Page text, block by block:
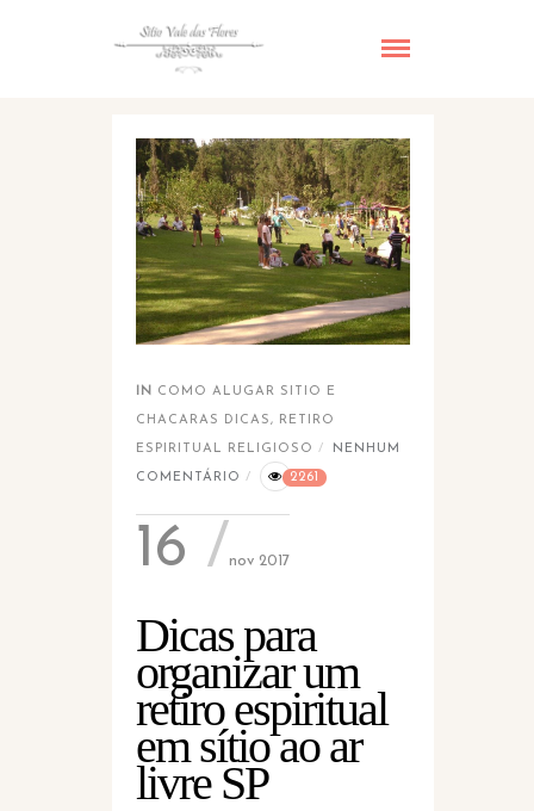
IN COMO ALUGAR SITIO E
CHACARAS DICAS, RETIRO
ESPIRITUAL RELIGIOSO NENHUM
COMENTÁRIO 2261
16 nov 2017
Dicas para
organizar um
retiro espiritual
em sítio ao ar
livre SP